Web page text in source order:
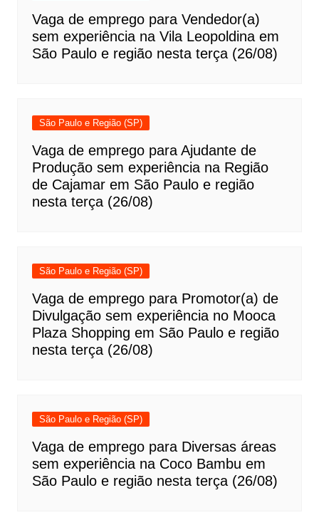
Vaga de emprego para Vendedor(a)
sem experiência na Vila Leopoldina em
São Paulo e região nesta terça (26/08)
São Paulo e Região (SP)
Vaga de emprego para Ajudante de
Produção sem experiência na Região
de Cajamar em São Paulo e região
nesta terça (26/08)
São Paulo e Região (SP)
Vaga de emprego para Promotor(a) de
Divulgação sem experiência no Mooca
Plaza Shopping em São Paulo e região
nesta terça (26/08)
São Paulo e Região (SP)
Vaga de emprego para Diversas áreas
sem experiência na Coco Bambu em
São Paulo e região nesta terça (26/08)